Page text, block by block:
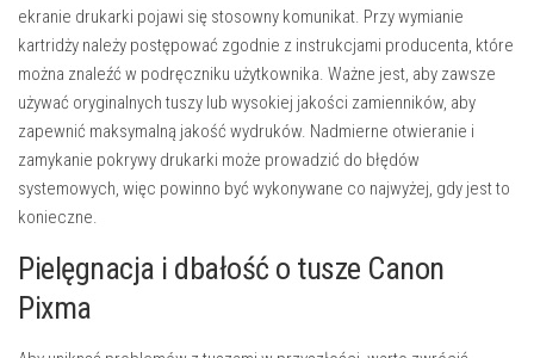
ekranie drukarki pojawi się stosowny komunikat. Przy wymianie
kartridży należy postępować zgodnie z instrukcjami producenta, które
można znaleźć w podręczniku użytkownika. Ważne jest, aby zawsze
używać oryginalnych tuszy lub wysokiej jakości zamienników, aby
zapewnić maksymalną jakość wydruków. Nadmierne otwieranie i
zamykanie pokrywy drukarki może prowadzić do błędów
systemowych, więc powinno być wykonywane co najwyżej, gdy jest to
konieczne.
Pielęgnacja i dbałość o tusze Canon
Pixma